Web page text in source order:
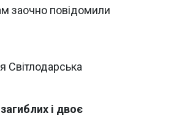
заочно повідомили
Світлодарська
і двоє